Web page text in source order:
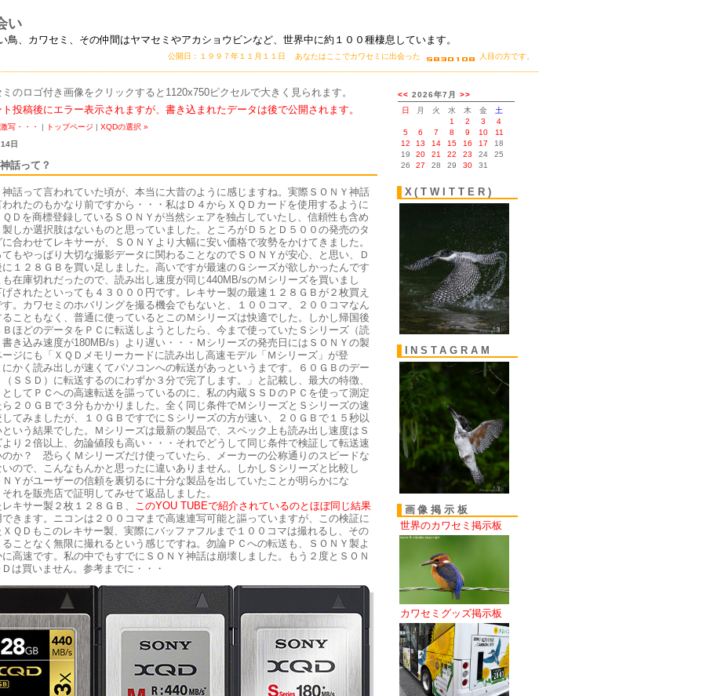
い
鳥、カワセミ、その仲間はヤマセミやアカショウビンなど、世界中に約１００種棲息しています。
公開日：１９９７年１１月１１日 あなたはここでカワセミに出会った 人目の方です。
のロゴ付き画像をクリックすると1120x750ピクセルで大きく見られます。
投稿後にエラー表示されますが、書き込まれたデータは後で公開されます。
写・・・ | トップページ | XQDの選択 »
日
話って？
神話って言われていた頃が、本当に大昔のように感じますね。実際ＳＯＮＹ神話
われたのもかなり前ですから・・・私はＤ４からＸＱＤカードを使用するように
ＱＤを商標登録しているＳＯＮＹが当然シェアを独占していたし、信頼性も含め
製しか選択肢はないものと思っていました。ところがＤ５とＤ５００の発売のタ
合わせてレキサーが、ＳＯＮＹより大幅に安い価格で攻勢をかけてきました。
てもやっぱり大切な撮影データに関わることなのでＳＯＮＹが安心、と思い、Ｄ
に１２８ＧＢを買い足しました。高いですが最速のＧシーズが欲しかったんです
も在庫切れだったので、読み出し速度が同じ440MB/sのＭシリーズを買いまし
げされたといっても４３０００円です。レキサー製の最速１２８ＧＢが２枚買え
す。カワセミのホバリングを撮る機会でもないと、１００コマ、２００コマなん
こともなく、普通に使っているとこのＭシリーズは快適でした。しかし帰国後
ＢほどのデータをＰＣに転送しようとしたら、今まで使っていたＳシリーズ（読
き込み速度が180MB/s）より遅い・・・Ｍシリーズの発売日にはＳＯＮＹの製
ジにも「ＸＱＤメモリーカードに読み出し高速モデル「Ｍシリーズ」が登
かく読み出しが速くてパソコンへの転送があっというまです。６０ＧＢのデー
（ＳＳＤ）に転送するのにわずか３分で完了します。」と記載し、最大の特徴、
としてＰＣへの高速転送を謳っているのに、私の内蔵ＳＳＤのＰＣを使って測定
ら２０ＧＢで３分もかかりました。全く同じ条件でＭシリーズとＳシリーズの速
してみましたが、１０ＧＢですでにＳシリーズの方が速い、２０ＧＢで１５秒以
いう結果でした。Ｍシリーズは最新の製品で、スペック上も読み出し速度はＳ
より２倍以上、勿論値段も高い・・・それでどうして同じ条件で検証して転送速
のか？ 恐らくＭシリーズだけ使っていたら、メーカーの公称通りのスピードな
いので、こんなもんかと思ったに違いありません。しかしＳシリーズと比較し
Ｙがユーザーの信頼を裏切るに十分な製品を出していたことが明らかにな
それを販売店で証明してみせて返品しました。
キサー製２枚１２８ＧＢ、
このYOU TUBEで紹介されているのとほぼ同じ結果
できます。ニコンは２００コマまで高速連写可能と謳っていますが、この検証に
ＱＤもこのレキサー製、実際にバッファフルまで１００コマは撮れるし、その
ことなく無限に撮れるという感じですね。勿論ＰＣへの転送も、ＳＯＮＹ製よ
に高速です。私の中でもすでにＳＯＮＹ神話は崩壊しました。もう２度とＳＯＮ
Ｄは買いません。参考までに・・・
X(TWITTER)
INSTAGRAM
画像掲示板
世界のカワセミ掲示板
カワセミグッズ掲示板